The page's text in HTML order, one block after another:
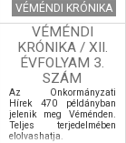
VÉMÉNDI KRÓNIKA
VÉMÉNDI
KRÓNIKA / XII.
ÉVFOLYAM 3.
SZÁM
Az Önkormányzati
Hírek 470 példányban
jelenik meg Véménden.
Teljes terjedelmében
elolvashatja.